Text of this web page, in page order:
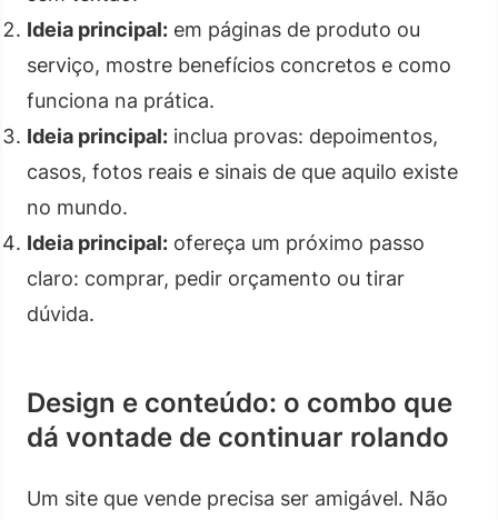
Ideia principal: em páginas de produto ou
serviço, mostre benefícios concretos e como
funciona na prática.
Ideia principal: inclua provas: depoimentos,
casos, fotos reais e sinais de que aquilo existe
no mundo.
Ideia principal: ofereça um próximo passo
claro: comprar, pedir orçamento ou tirar
dúvida.
Design e conteúdo: o combo que
dá vontade de continuar rolando
Um site que vende precisa ser amigável. Não